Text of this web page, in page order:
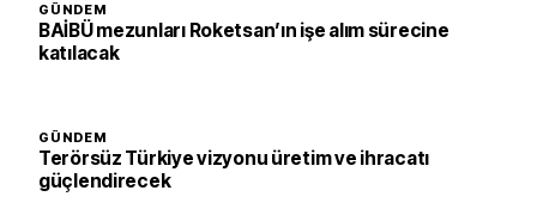
GÜNDEM
BAİBÜ mezunları Roketsan’ın işe alım sürecine
katılacak
GÜNDEM
Terörsüz Türkiye vizyonu üretim ve ihracatı
güçlendirecek